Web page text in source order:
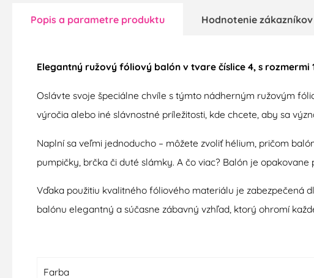
Popis a parametre produktu Hodnotenie zákazníkov
Elegantný ružový fóliový balón v tvare číslice 4, s rozmermi
Oslávte svoje špeciálne chvíle s týmto nádherným ružovým
výročia alebo iné slávnostné príležitosti, kde chcete, aby sa
Naplní sa veľmi jednoducho – môžete zvoliť hélium, pričom
pumpičky, brčka či duté slámky. A čo viac? Balón je
Vďaka použitiu kvalitného fóliového materiálu je zabezpečená
balónu elegantný a súčasne zábavný vzhľad, ktorý ohromí
Farba